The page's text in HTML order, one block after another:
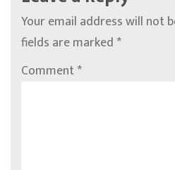
Your email address will not
fields are marked*
Comment*